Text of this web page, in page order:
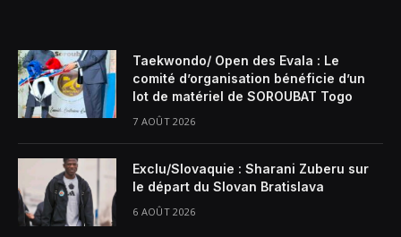
Taekwondo/ Open des Evala : Le
comité d’organisation bénéficie d’un
lot de matériel de SOROUBAT Togo
7 AOÛT 2026
Exclu/Slovaquie : Sharani Zuberu sur
le départ du Slovan Bratislava
6 AOÛT 2026